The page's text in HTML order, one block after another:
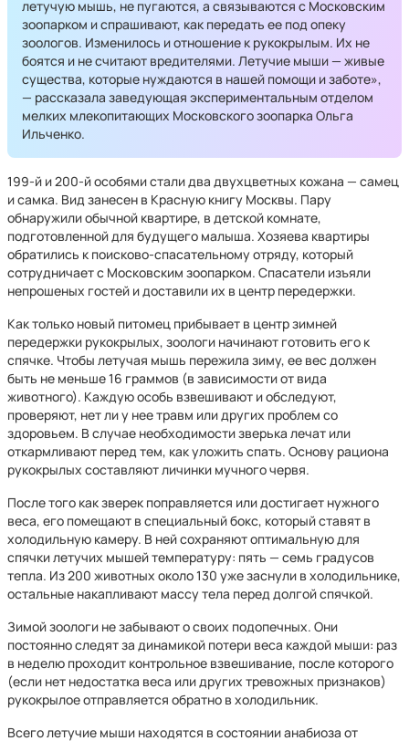
летучую мышь, не пугаются, а связываются с Московским
зоопарком и спрашивают, как передать ее под опеку
зоологов. Изменилось и отношение к рукокрылым. Их не
боятся и не считают вредителями. Летучие мыши — живые
существа, которые нуждаются в нашей помощи и заботе»,
— рассказала заведующая экспериментальным отделом
мелких млекопитающих Московского зоопарка Ольга
Ильченко.
199-й и 200-й особями стали два двухцветных кожана — самец
и самка. Вид занесен в Красную книгу Москвы. Пару
обнаружили обычной квартире, в детской комнате,
подготовленной для будущего малыша. Хозяева квартиры
обратились к поисково-спасательному отряду, который
сотрудничает с Московским зоопарком. Спасатели изъяли
непрошеных гостей и доставили их в центр передержки.
Как только новый питомец прибывает в центр зимней
передержки рукокрылых, зоологи начинают готовить его к
спячке. Чтобы летучая мышь пережила зиму, ее вес должен
быть не меньше 16 граммов (в зависимости от вида
животного). Каждую особь взвешивают и обследуют,
проверяют, нет ли у нее травм или других проблем со
здоровьем. В случае необходимости зверька лечат или
откармливают перед тем, как уложить спать. Основу рациона
рукокрылых составляют личинки мучного червя.
После того как зверек поправляется или достигает нужного
веса, его помещают в специальный бокс, который ставят в
холодильную камеру. В ней сохраняют оптимальную для
спячки летучих мышей температуру: пять — семь градусов
тепла. Из 200 животных около 130 уже заснули в холодильнике,
остальные накапливают массу тела перед долгой спячкой.
Зимой зоологи не забывают о своих подопечных. Они
постоянно следят за динамикой потери веса каждой мыши: раз
в неделю проходит контрольное взвешивание, после которого
(если нет недостатка веса или других тревожных признаков)
рукокрылое отправляется обратно в холодильник.
Всего летучие мыши находятся в состоянии анабиоза от